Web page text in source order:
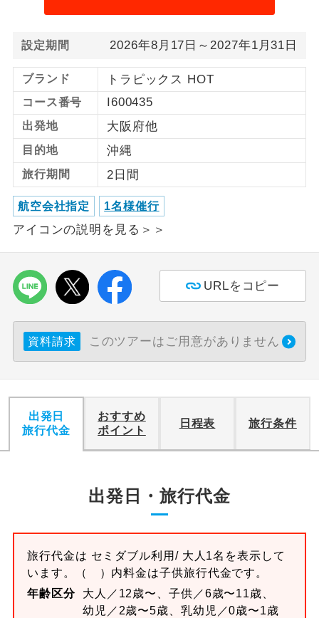
設定期間 2026年8月17日～2027年1月31日
ブランド トラピックス HOT
コース番号 I600435
出発地 大阪府他
目的地 沖縄
旅行期間 2日間
航空会社指定 1名様催行
アイコンの説明を見る＞＞
URLをコピー
資料請求 このツアーはご用意がありません
出発日
旅行代金
おすすめ
ポイント
日程表 旅行条件
出発日・旅行代金
旅行代金は セミダブル利用/ 大人1名を表示して
います。
（ ）内料金は子供旅行代金です。
年齢区分
大人／12歳〜、子供／6歳〜11歳、
幼児／2歳〜5歳、乳幼児／0歳〜1歳
女性限定でご参加いただけるコースで
年齢制限あり
です。
航空会社指定
利用航空会社が指定なので、ご出発の計
画にとても便利です。
ホテル指定
ご紹介するホテルを指定したコースで
す。
おひとり様バ
ス2席利用
おひとり様でバス席を2席利⽤できま
す。